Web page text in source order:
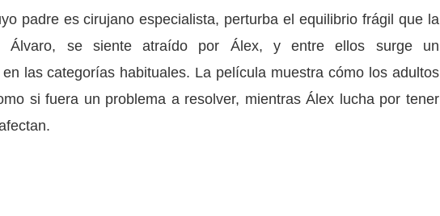
padre es cirujano especialista, perturba el equilibrio frágil que la
Álvaro, se siente atraído por Álex, y entre ellos surge un
las categorías habituales. La película muestra cómo los adultos
si fuera un problema a resolver, mientras Álex lucha por tener